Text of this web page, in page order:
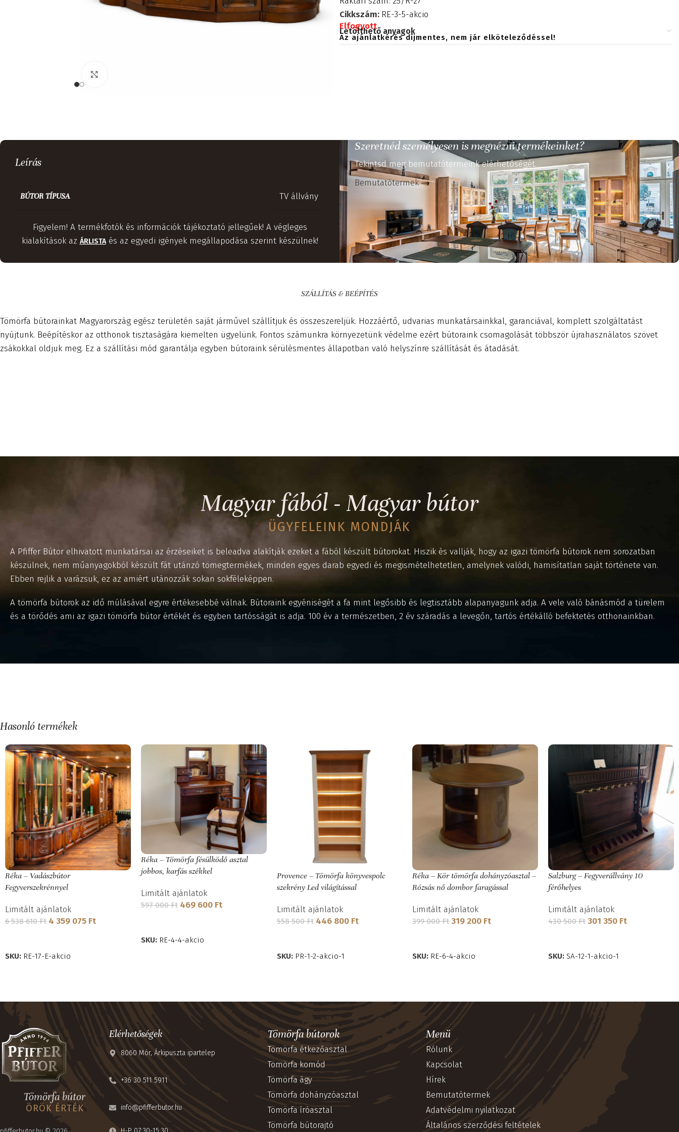
Cikkszám: RE-3-5-akcio
Elfogyott
Az ajánlatkérés díjmentes, nem jár elköteleződéssel!
Letölthető anyagok
Leírás
BÚTOR TÍPUSA TV állvány
Figyelem! A termékfotók és információk tájékoztató jellegűek! A végleges
kialakítások az ÁRLISTAés az egyedi igények megállapodása szerint készülnek!
Szeretnéd személyesen is megnézni termékeinket?
Tekintsd meg bemutatótermeink elérhetőségét.
Bemutatótermek
SZÁLLÍTÁS & BEÉPÍTÉS
Tömörfa bútorainkat Magyarország egész területén saját járművel szállítjuk és összeszereljük. Hozzáértő, udvarias munkatársainkkal, garanciával, komplett szolgáltatást
nyújtunk. Beépítéskor az otthonok tisztaságára kiemelten ügyelünk. Fontos számunkra környezetünk védelme ezért bútoraink csomagolását többször újrahasználatos szövet
zsákokkal oldjuk meg. Ez a szállítási mód garantálja egyben bútoraink sérülésmentes állapotban való helyszínre szállítását és átadását.
Magyar fából - Magyar bútor
ÜGYFELEINK MONDJÁK
A Pfiffer Bútor elhivatott munkatársai az érzéseiket is beleadva alakítják ezeket a fából készült bútorokat. Hiszik és vallják, hogy az igazi tömörfa bútorok nem sorozatban
készülnek, nem műanyagokból készült fát utánzó tömegtermékek, minden egyes darab egyedi és megismételhetetlen, amelynek valódi, hamisítatlan saját története van.
Ebben rejlik a varázsuk, ez az amiért utánozzák sokan sokféleképpen.
A tömörfa bútorok az idő múlásával egyre értékesebbé válnak. Bútoraink egyéniségét a fa mint legősibb és legtisztább alapanyagunk adja. A vele való bánásmód a türelem
és a törődés ami az igazi tömörfa bútor értékét és egyben tartósságát is adja. 100 év a természetben, 2 év száradás a levegőn, tartós értékálló befektetés otthonainkban.
Hasonló termékek
Réka – Vadászbútor
Fegyverszekrénnyel
Limitált ajánlatok
6 538 610Ft 4 359 075 Ft
SKU: RE-17-E-akcio
Réka – Tömörfa fésülködő asztal
jobbos, karfás székkel
Limitált ajánlatok
597 000Ft 469 600 Ft
SKU: RE-4-4-akcio
Provence – Tömörfa könyvespolc
szekrény Led világítással
Limitált ajánlatok
558 500Ft 446 800 Ft
SKU: PR-1-2-akcio-1
Réka – Kör tömörfa dohányzóasztal –
Rózsás nő dombor faragással
Limitált ajánlatok
399 000Ft 319 200 Ft
SKU: RE-6-4-akcio
Salzburg – Fegyverállvány 10
férőhelyes
Limitált ajánlatok
430 500Ft 301 350 Ft
SKU:SA-12-1-akcio-1
Tömörfa bútor
ÖRÖK ÉRTÉK
Elérhetőségek
8060 Mór, Árkipuszta ipartelep
+36 30 511 5911
info@pfifferbutor.hu
Tömörfa bútorok
Tömörfa étkezőasztal
Tömörfa komód
Tömörfa ágy
Tömörfa dohányzóasztal
Tömörfa íróasztal
Tömörfa bútorajtó
Menü
Rólunk
Kapcsolat
Hírek
Bemutatótermek
Adatvédelmi nyilatkozat
Általános szerződési feltételek